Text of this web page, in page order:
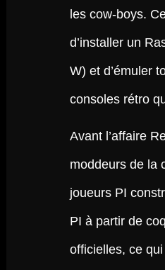
les cow-boys.
d’installer un
W) et d’émuler
consoles rétro
Avant l’affaire
moddeurs de la
joueurs PI
PI à partir de
officielles, ce